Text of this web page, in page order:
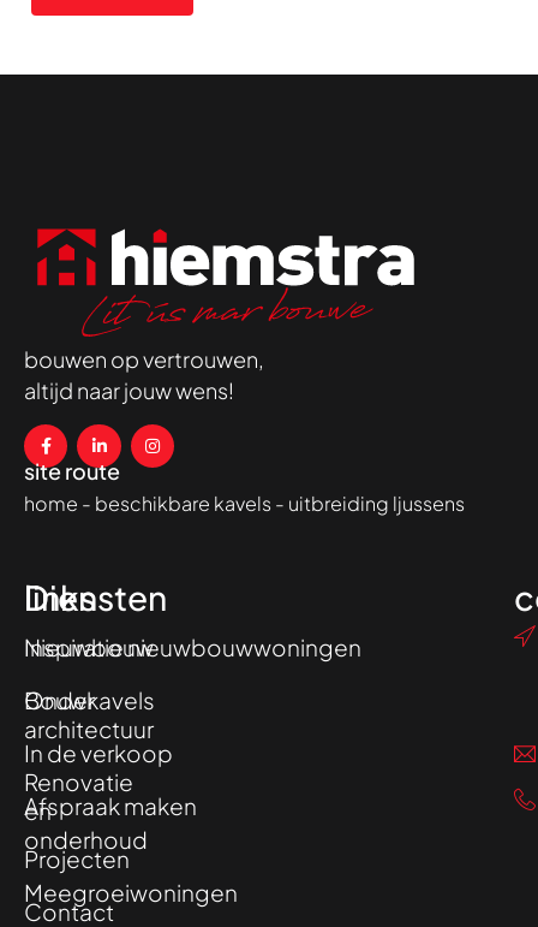
bouwen op vertrouwen,
altijd naar jouw wens!
site route
home - beschikbare kavels - uitbreiding ljussens
Diensten
Nieuwbouw
Onder
architectuur
Renovatie
en
onderhoud
Meegroeiwoningen
links
Inspiratie nieuwbouwwoningen
Bouwkavels
In de verkoop
Afspraak maken
Projecten
Contact